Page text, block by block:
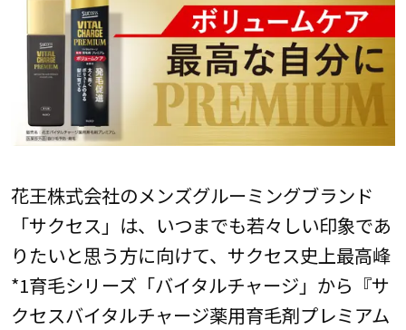
花王株式会社のメンズグルーミングブランド
「サクセス」は、いつまでも若々しい印象であ
りたいと思う方に向けて、サクセス史上最高峰
*1育毛シリーズ「バイタルチャージ」から『サ
クセスバイタルチャージ薬用育毛剤プレミアム